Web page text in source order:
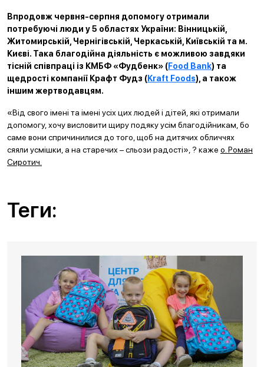
Впродовж червня-серпня допомогу отримали
потребуючі люди у 5 областях України: Вінницькій,
Житомирській, Чернігівській, Черкаській, Київській та м.
Києві. Така благодійна діяльність є можливою завдяки
тісній співпраці із КМБФ «Фудбенк» (Food Bank) та
щедрості компанії Крафт Фудз (Kraft Foods), а також
іншим жертводавцям.
«Від свого імені та імені усіх цих людей і дітей, які отримали
допомогу, хочу висловити щиру подяку усім благодійникам, бо
саме вони спричинилися до того, щоб на дитячих обличчях
сяяли усмішки, а на старечих – сльози радості», ? каже о. Роман
Сиротич.
Теги: